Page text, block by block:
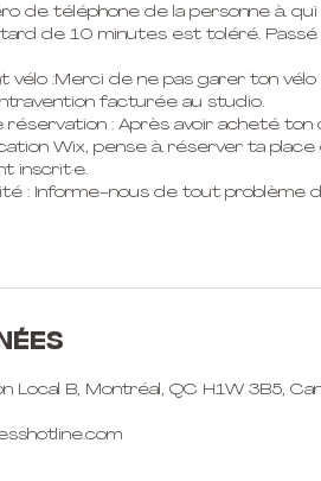
de téléphone de la personne à
de 10 minutes est toléré.
vélo :Merci de ne pas garer ton
facturée au studio.
réservation : Après avoir acheté
Wix, pense à réserver ta place
inscrit·e.
: Informe-nous de tout problème
Local B, Montréal, QC H1W 3B5,